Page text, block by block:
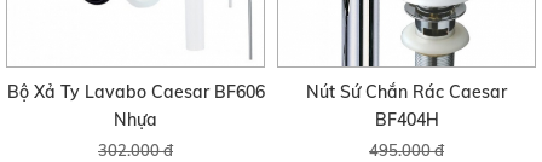
Bộ Xả Ty Lavabo Caesar BF606
Nhựa
302.000 đ
Nút Sứ Chắn Rác Caesar
BF404H
495.000 đ